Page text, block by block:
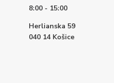
8:00 - 15:00
Herlianska 59
040 14 Košice